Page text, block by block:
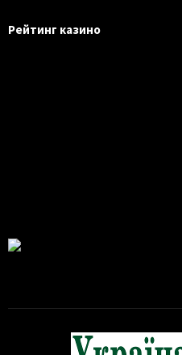
Рейтинг казино